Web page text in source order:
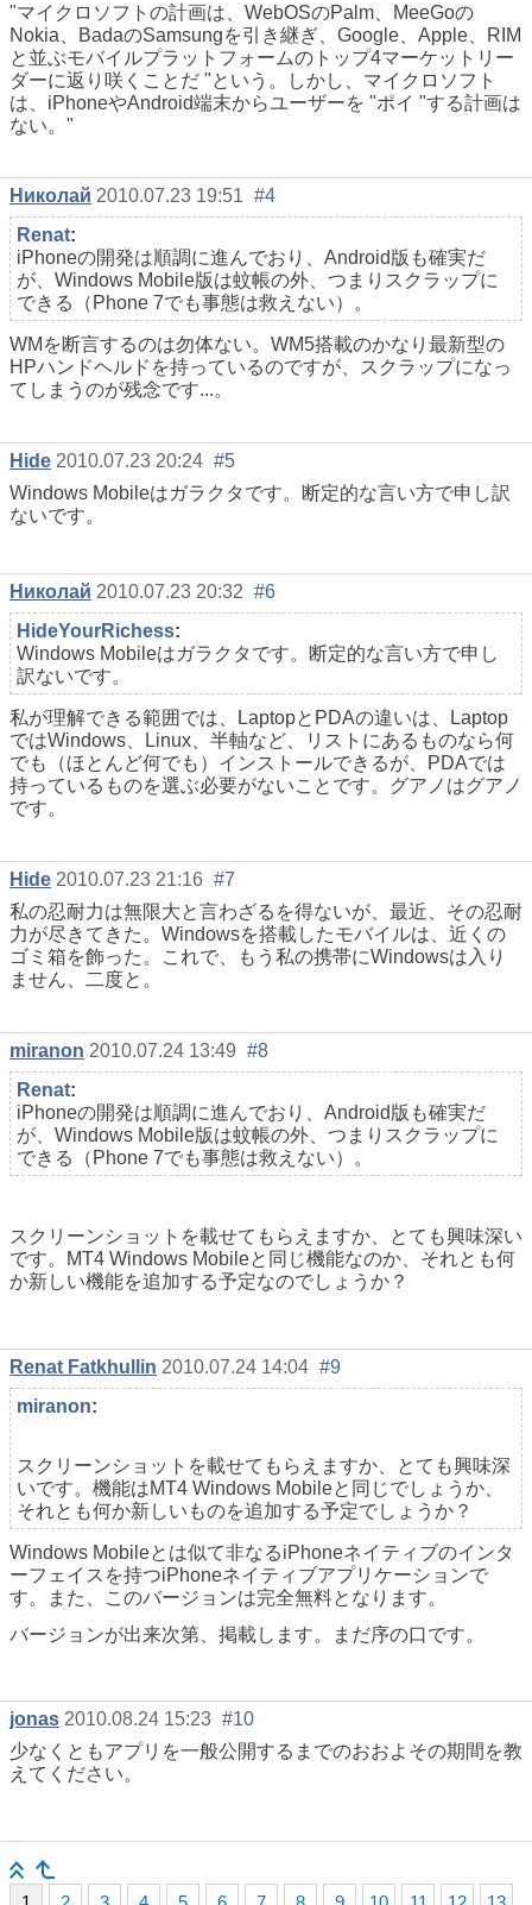
"マイクロソフトの計画は、WebOSのPalm、MeeGoの
Nokia、BadaのSamsungを引き継ぎ、Google、Apple、RIM
と並ぶモバイルプラットフォームのトップ4マーケットリー
ダーに返り咲くことだ "という。しかし、マイクロソフト
は、iPhoneやAndroid端末からユーザーを "ポイ "する計画は
ない。"
Николай 2010.07.23 19:51 #4
Renat:
iPhoneの開発は順調に進んでおり、Android版も確実だ
が、Windows Mobile版は蚊帳の外、つまりスクラップに
できる（Phone 7でも事態は救えない）。
WMを断言するのは勿体ない。WM5搭載のかなり最新型の
HPハンドヘルドを持っているのですが、スクラップになっ
てしまうのが残念です...。
Hide 2010.07.23 20:24 #5
Windows Mobileはガラクタです。断定的な言い方で申し訳
ないです。
Николай 2010.07.23 20:32 #6
HideYourRichess:
Windows Mobileはガラクタです。断定的な言い方で申し
訳ないです。
私が理解できる範囲では、LaptopとPDAの違いは、Laptop
ではWindows、Linux、半軸など、リストにあるものなら何
でも（ほとんど何でも）インストールできるが、PDAでは
持っているものを選ぶ必要がないことです。グアノはグアノ
です。
Hide 2010.07.23 21:16 #7
私の忍耐力は無限大と言わざるを得ないが、最近、その忍耐
力が尽きてきた。Windowsを搭載したモバイルは、近くの
ゴミ箱を飾った。これで、もう私の携帯にWindowsは入り
ません、二度と。
miranon 2010.07.24 13:49 #8
Renat:
iPhoneの開発は順調に進んでおり、Android版も確実だ
が、Windows Mobile版は蚊帳の外、つまりスクラップに
できる（Phone 7でも事態は救えない）。
スクリーンショットを載せてもらえますか、とても興味深い
です。MT4 Windows Mobileと同じ機能なのか、それとも何
か新しい機能を追加する予定なのでしょうか？
Renat Fatkhullin 2010.07.24 14:04 #9
miranon:
スクリーンショットを載せてもらえますか、とても興味深
いです。機能はMT4 Windows Mobileと同じでしょうか、
それとも何か新しいものを追加する予定でしょうか？
Windows Mobileとは似て非なるiPhoneネイティブのインタ
ーフェイスを持つiPhoneネイティブアプリケーションで
す。また、このバージョンは完全無料となります。
バージョンが出来次第、掲載します。まだ序の口です。
jonas 2010.08.24 15:23 #10
少なくともアプリを一般公開するまでのおおよその期間を教
えてください。